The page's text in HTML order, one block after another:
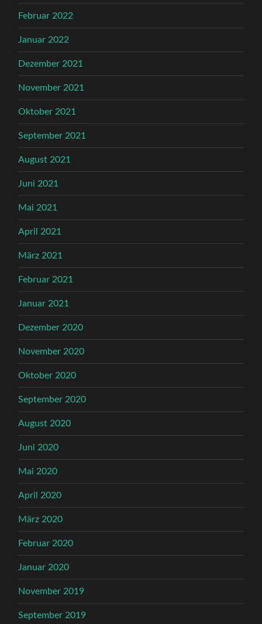
Februar 2022
Januar 2022
Dezember 2021
November 2021
Oktober 2021
September 2021
August 2021
Juni 2021
Mai 2021
April 2021
März 2021
Februar 2021
Januar 2021
Dezember 2020
November 2020
Oktober 2020
September 2020
August 2020
Juni 2020
Mai 2020
April 2020
März 2020
Februar 2020
Januar 2020
November 2019
September 2019